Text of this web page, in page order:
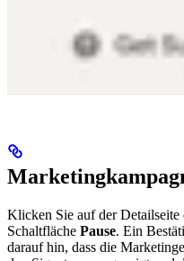
Klicken Sie auf der
Schaltfläche Pause. Ein
darauf hin, dass die